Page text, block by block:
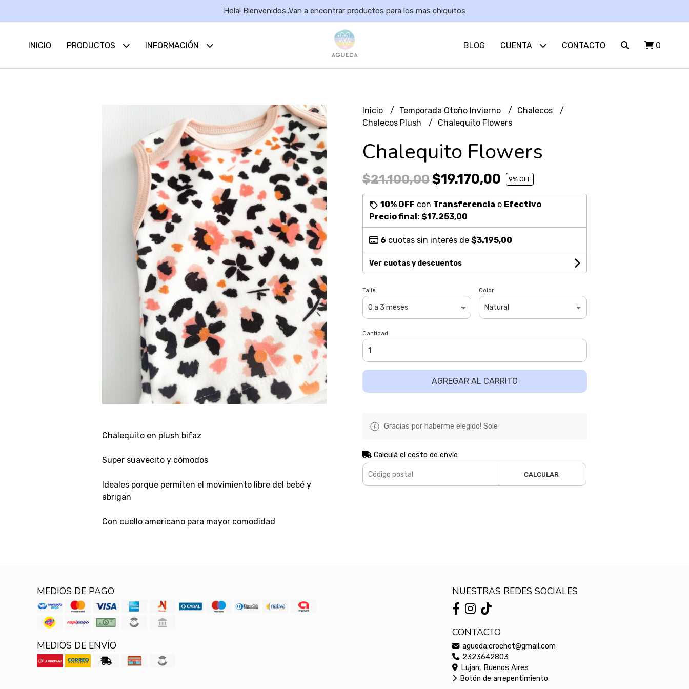
Hola! Bienvenidos..Van a encontrar productos para los mas chiquitos
INICIO PRODUCTOS INFORMACIÓN BLOG CUENTA CONTACTO 0
Chalequito en plush bifaz
Super suavecito y cómodos
Ideales porque permiten el movimiento libre del bebé y
abrigan
Con cuello americano para mayor comodidad
Inicio Temporada Otoño Invierno
Chalecos
Chalecos Plush
Chalequito Flowers
Chalequito Flowers
$21.100,00$19.170,00 9% OFF
10% OFF con Transferencia o Efectivo
Precio final: $17.253,00
6 cuotas sin interés de $3.195,00
Ver cuotas y descuentos
Talle Color
Cantidad
AGREGAR AL CARRITO
Gracias por haberme elegido! Sole
Calculá el costo de envío
CALCULAR
MEDIOS DE PAGO
MEDIOS DE ENVÍO
NUESTRAS REDES SOCIALES
CONTACTO
agueda.crochet@gmail.com
2323642803
Lujan, Buenos Aires
Botón de arrepentimiento